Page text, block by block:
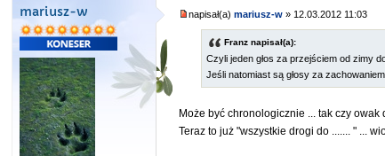
mariusz-w napisał(a)mariusz-w » 12.03.2012 11:03
Franz napisał(a):
Czyli jeden głos za przejściem od zimy
Jeśli natomiast są głosy za
Może być chronologicznie ... tak czy
Teraz to już "wszystkie drogi do ....... " ...